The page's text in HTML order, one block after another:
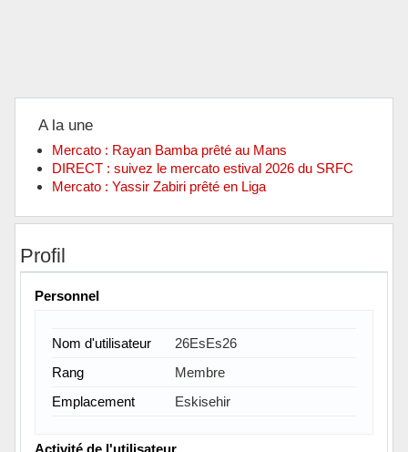
A la une
Mercato : Rayan Bamba prêté au Mans
DIRECT : suivez le mercato estival 2026 du SRFC
Mercato : Yassir Zabiri prêté en Liga
Profil
Personnel
Nom d'utilisateur
26EsEs26
Rang
Membre
Emplacement
Eskisehir
Activité de l'utilisateur